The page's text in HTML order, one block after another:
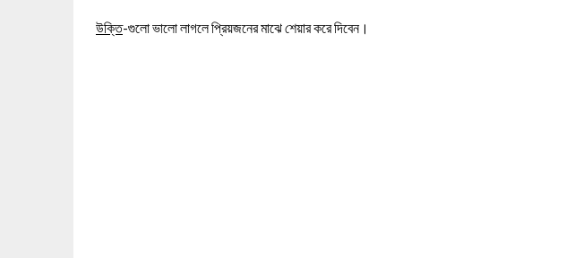
উক্তি-গুলো ভালো লাগলে প্রিয়জনের মাঝে শেয়ার করে দিবেন।